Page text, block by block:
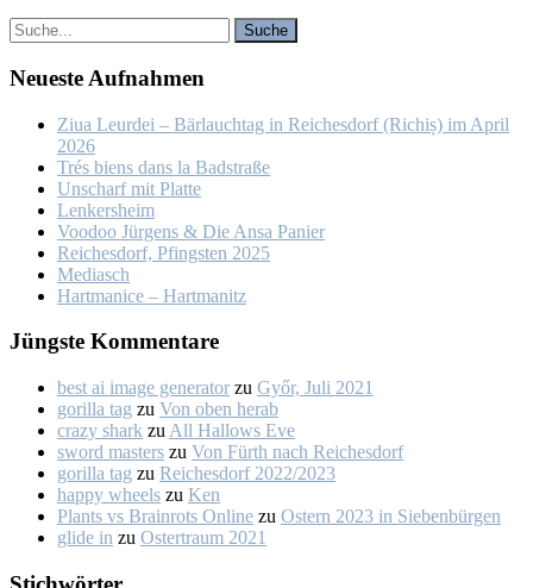
Neu­es­te Auf­nah­men
Ziua Leur­dei – Bär­lauch­tag in Rei­ches­dorf (Ri­chiș) im April
2026
Trés biens dans la Bad­stra­ße
Un­scharf mit Plat­te
Len­kers­heim
Voo­doo Jür­gens & Die An­sa Pa­nier
Rei­ches­dorf, Pfings­ten 2025
Me­dia­sch
Hart­ma­nice – Hart­ma­nitz
Jüngs­te Kom­men­ta­re
best ai image generator zu Győr, Ju­li 2021
gorilla tag zu Von oben her­ab
crazy shark zu All Hal­lows Eve
sword masters zu Von Fürth nach Rei­ches­dorf
gorilla tag zu Rei­ches­dorf 2022/2023
happy wheels zu Ken
Plants vs Brainrots Online zu Os­tern 2023 in Sie­ben­bür­gen
glide in zu Os­ter­traum 2021